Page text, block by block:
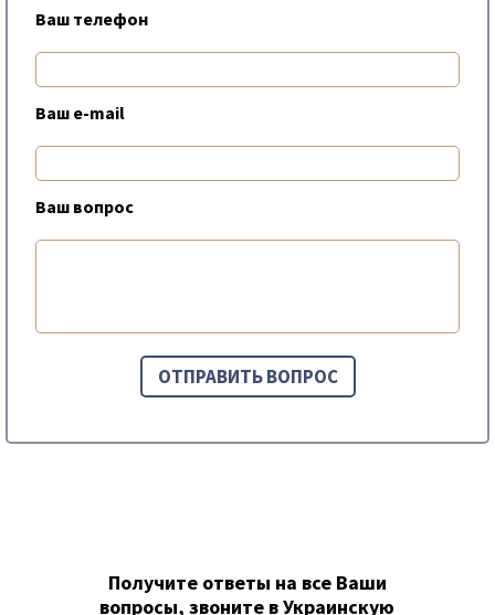
Ваш телефон
Ваш e-mail
Ваш вопрос
Получите ответы на все Ваши
вопросы, звоните в Украинскую